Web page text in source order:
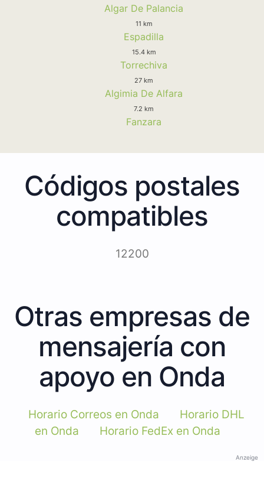
Algar De Palancia
11 km
Espadilla
15.4 km
Torrechiva
27 km
Algimia De Alfara
7.2 km
Fanzara
Códigos postales
compatibles
12200
Otras empresas de
mensajería con
apoyo en Onda
Horario Correos en Onda
Horario DHL
en Onda
Horario FedEx en Onda
Anzeige